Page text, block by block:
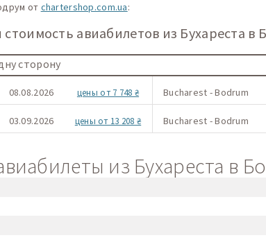
от chartershop.com.ua:
авиабилетов из Бухареста в
сторону
08.08.2026 цены от 7 748 ₴ Bucharest - Bodrum
03.09.2026 цены от 13 208 ₴ Bucharest - Bodrum
из Бухареста в